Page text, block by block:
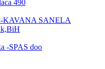
490
KAVANA SANELA
-SPAS doo